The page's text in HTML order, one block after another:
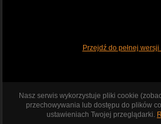
Przejdź do pełnej wersji
Nasz serwis wykorzystuje pliki cookie
przechowywania lub dostępu do plików
ustawieniach Twojej przeglądarki.